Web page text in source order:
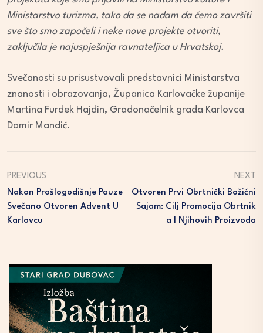
Ministarstvo turizma, tako da se nadam da ćemo završiti
sve što smo započeli i neke nove projekte otvoriti,
zaključila je najuspješnija ravnateljica u Hrvatskoj.
Svečanosti su prisustvovali predstavnici Ministarstva
znanosti i obrazovanja, Županica Karlovačke županije
Martina Furdek Hajdin, Gradonačelnik grada Karlovca
Damir Mandić.
PREVIOUS
Nakon Prošlogodišnje Pauze
Svečano Otvoren Advent U
Karlovcu
NEXT
Otvoren Prvi Obrtnički Božićni
Sajam: Cilj Promocija Obrtnik
A I Njihovih Proizvoda